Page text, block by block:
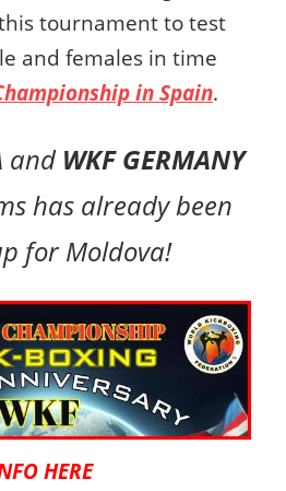
tournament to test
and females in time
in Spain.
and WKF GERMANY
has already been
for Moldova!
HERE